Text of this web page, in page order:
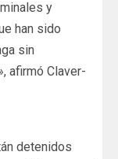
y
han sido
sin
afirmó Claver-
detenidos